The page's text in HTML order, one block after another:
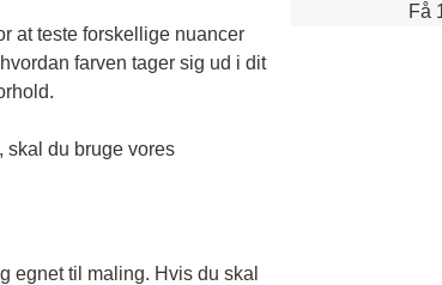
at teste forskellige nuancer
farven tager sig ud i dit
egnet til maling. Hvis du skal
Få